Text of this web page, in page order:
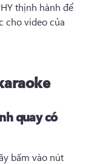
thịnh hành để
cho video của
quay có
bấm vào nút